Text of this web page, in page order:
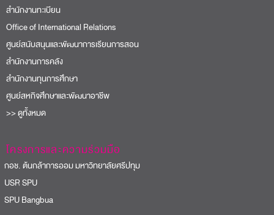
สำนักงานทะเบียน
Office of International Relations
ศูนย์สนับสนุนและพัฒนาการเรียนการสอน
สำนักงานการคลัง
สำนักงานทุนการศึกษา
ศูนย์สหกิจศึกษาและพัฒนาอาชีพ
>> ดูทั้งหมด
โครงการและความร่วมมือ
ช. ต้นกล้าการออม มหาวิทยาลัยศรีปทุม
SPU
Bangbua